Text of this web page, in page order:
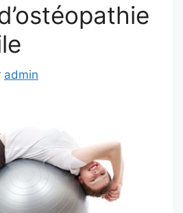
admin